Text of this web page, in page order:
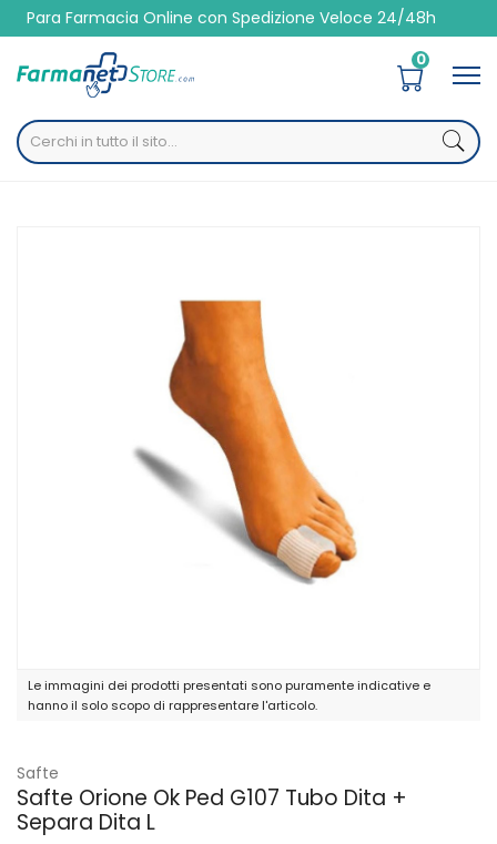
Online con Spedizione Veloce 24/48h
0
Le immagini dei prodotti presentati sono puramente indicative e
hanno il solo scopo di rappresentare l'articolo.
Safte
Safte Orione Ok Ped G107 Tubo Dita +
Separa Dita L